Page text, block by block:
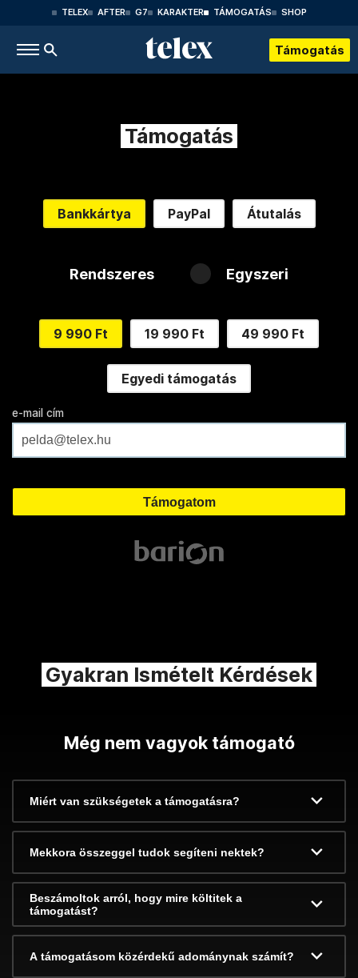
TELEX AFTER G7 KARAKTER TÁMOGATÁS SHOP
Támogatás
Támogatás
Bankkártya PayPal Átutalás
Rendszeres Egyszeri
9 990 Ft 19 990 Ft 49 990 Ft
Egyedi támogatás
e-mail cím
Gyakran Ismételt Kérdések
Még nem vagyok támogató
Miért van szükségetek a támogatásra?
Mekkora összeggel tudok segíteni nektek?
Beszámoltok arról, hogy mire költitek a
támogatást?
A támogatásom közérdekű adománynak számít?